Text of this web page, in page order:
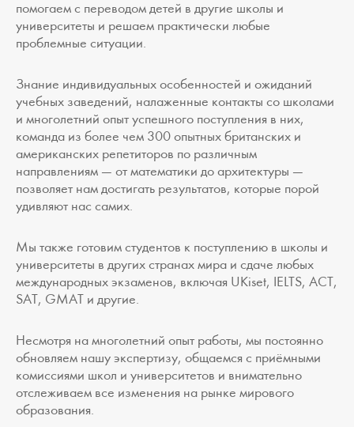
помогаем с переводом детей в другие школы и
университеты и решаем практически любые
проблемные ситуации.
Знание индивидуальных особенностей и ожиданий
учебных заведений, налаженные контакты со школами
и многолетний опыт успешного поступления в них,
команда из более чем 300 опытных британских и
американских репетиторов по различным
направлениям — от математики до архитектуры —
позволяет нам достигать результатов, которые порой
удивляют нас самих.
Мы также готовим студентов к поступлению в школы и
университеты в других странах мира и сдаче любых
международных экзаменов, включая UKiset, IELTS, ACT,
SAT, GMAT и другие.
Несмотря на многолетний опыт работы, мы постоянно
обновляем нашу экспертизу, общаемся с приёмными
комиссиями школ и университетов и внимательно
отслеживаем все изменения на рынке мирового
образования.